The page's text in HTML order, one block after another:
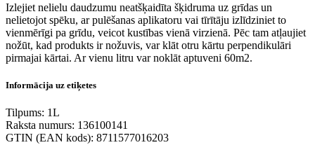
Izlejiet nelielu daudzumu neatšķaidīta šķidruma uz grīdas un
nelietojot spēku, ar pulēšanas aplikatoru vai tīrītāju izlīdziniet to
vienmērīgi pa grīdu, veicot kustības vienā virzienā. Pēc tam atļaujiet
nožūt, kad produkts ir nožuvis, var klāt otru kārtu perpendikulāri
pirmajai kārtai. Ar vienu litru var noklāt aptuveni 60m2.
Informācija uz etiķetes
Tilpums: 1L
Raksta numurs: 136100141
GTIN (EAN kods): 8711577016203